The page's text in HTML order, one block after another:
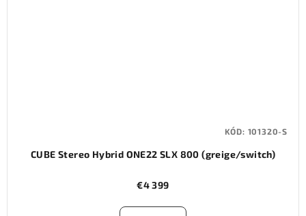
CUBE Stereo Hybrid ONE22 SLX 800 (greige/switch)
€4 399
KÓD: 101320-S